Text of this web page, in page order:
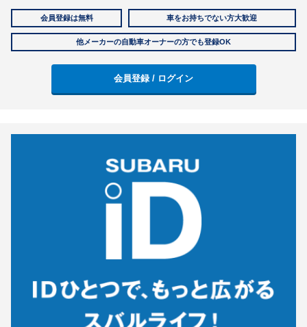
会員登録は無料 車をお持ちでない方大歓迎
他メーカーの自動車オーナーの方でも登録OK
会員登録 / ログイン